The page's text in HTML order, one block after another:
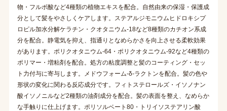
物・フルボ酸など4種類の植物エキスを配合。自然由来の保湿・保護成
分として髪をやさしくケアします。ステアルジモニウムヒドロキシプ
ロピル加水分解ケラチン・クオタニウム-18など8種類のカチオン系成
分を配合。静電気を抑え、指通りとなめらかさを向上させる柔軟効果
があります。ポリクオタニウム-64・ポリクオタニウム-92など4種類の
ポリマー・増粘剤を配合。処方の粘度調整と髪のコーティング・セッ
ト力付与に寄与します。メドウフォーム-δ-ラクトンを配合。髪の色や
形状の変化に関わる反応成分です。フィトステロールズ・イソノナン
酸イソノニルなど2種類の油剤成分を配合。髪の表面を整え、なめらか
な手触りに仕上げます。ポリソルベート80・トリイソステアリン酸